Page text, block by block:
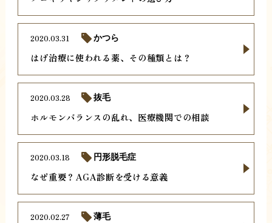
はげ治療に使われる薬、その種類とは？
2020.03.31 かつら
ホルモンバランスの乱れ、医療機関での相談
2020.03.28 抜毛
なぜ重要？AGA診断を受ける意義
2020.03.18 円形脱毛症
2020.02.27 薄毛